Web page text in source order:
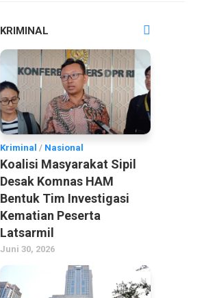
KRIMINAL
Kriminal / Nasional
Koalisi Masyarakat Sipil
Desak Komnas HAM
Bentuk Tim Investigasi
Kematian Peserta
Latsarmil
Juni 30, 2026